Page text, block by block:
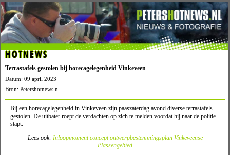
HOTNEWS
Terrastafels gestolen bij horecagelegenheid Vinkeveen
Datum: 09 april 2023
Bron: Petershotnews.nl
Bij een horecagelegenheid in Vinkeveen zijn paaszaterdag avond diverse terrastafels
gestolen. De uitbater roept de verdachten op zich te melden voordat hij naar de politie
stapt.
Lees ook: Inloopmoment concept ontwerpbestemmingsplan Vinkeveense
Plassengebied